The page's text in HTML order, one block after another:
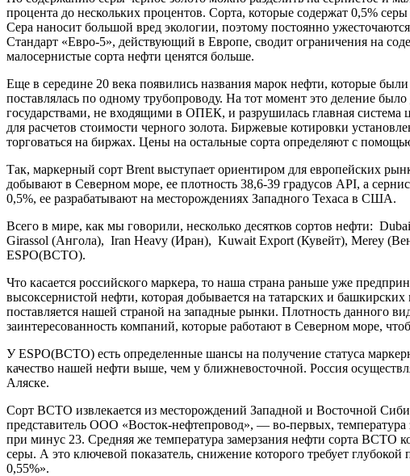
процента до нескольких процентов. Сорта, которые содержат 0,5%
Сера наносит большой вред экологии, поэтому постоянно
Стандарт «Евро-5», действующий в Европе, сводит ограничения на
малосернистые сорта нефти ценятся больше.
Еще в середине 20 века появились названия марок нефти, которые
поставлялась по одному трубопроводу. На тот момент это деление
государствами, не входящими в ОПЕК, и разрушилась главная система
для расчетов стоимости черного золота. Биржевые котировки
торговаться на биржах. Цены на остальные сорта определяют с
Так, маркерный сорт Brent выступает ориентиром для европейских
добывают в Северном море, ее плотность 38,6-39 градусов API, а
0,5%, ее разрабатывают на месторождениях Западного Техаса в США.
Всего в мире, как мы говорили, несколько десятков сортов нефти:
Girassol (Ангола), Iran Heavy (Иран), Kuwait Export (Кувейт), Merey
ESPO(ВСТО).
Что касается российского маркера, то наша страна раньше уже
высоксернистой нефти, которая добывается на татарских и
поставляется нашей страной на западные рынки. Плотность данного
заинтересованность компаний, которые работают в Северном море,
У ESPO(ВСТО) есть определенные шансы на получение статуса
качество нашей нефти выше, чем у ближневосточной. Россия
Аляске.
Сорт ВСТО извлекается из месторождений Западной и Восточной
представитель ООО «Восток-нефтепровод», — во-первых, температура
при минус 23. Средняя же температура замерзания нефти сорта ВСТО
серы. А это ключевой показатель, снижение которого требует
0,55%».